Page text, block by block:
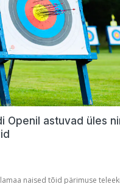
Openil astuvad üles